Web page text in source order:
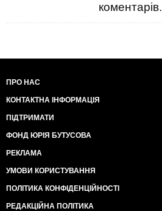
коментарів.
ПРО НАС
КОНТАКТНА ІНФОРМАЦІЯ
ПІДТРИМАТИ
ФОНД ЮРІЯ БУТУСОВА
РЕКЛАМА
УМОВИ КОРИСТУВАННЯ
ПОЛІТИКА КОНФІДЕНЦІЙНОСТІ
РЕДАКЦІЙНА ПОЛІТИКА